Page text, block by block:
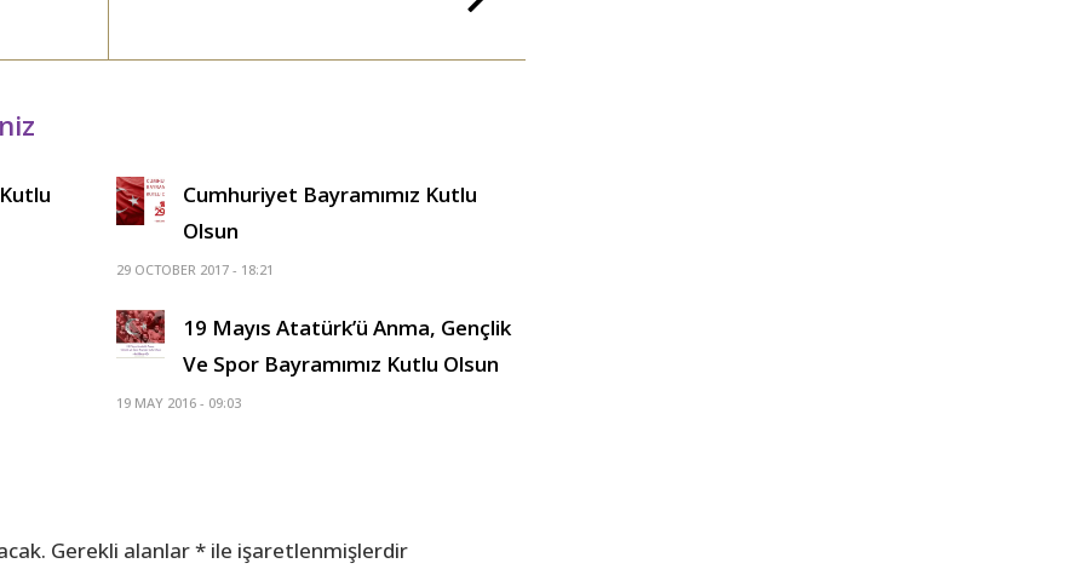
Cumhuriyet Bayramımız Kutlu
Olsun
29 OCTOBER 2017 - 18:21
19 Mayıs Atatürk’ü Anma, Gençlik
Ve Spor Bayramımız Kutlu Olsun
19 MAY 2016 - 09:03
Gerekli alanlar* ile işaretlenmişlerdir